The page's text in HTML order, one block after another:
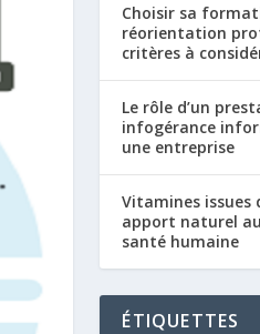
Choisir sa
réorientation
critères à
Le rôle d’un
infogérance
une entreprise
Vitamines issues
apport naturel
santé humaine
ÉTIQUETTES